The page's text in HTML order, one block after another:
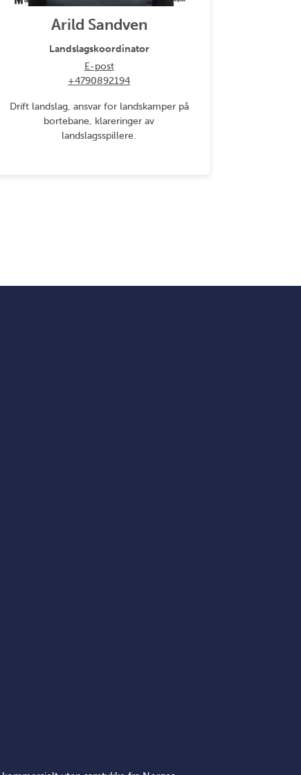
Arild Sandven
Landslagskoordinator
E-post
+4790892194
Drift landslag, ansvar for landskamper på
bortebane, klareringer av
landslagsspillere.